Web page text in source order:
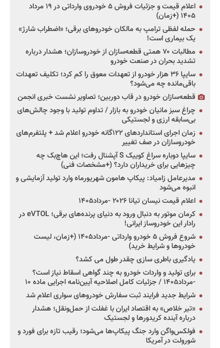
اعلام قیمت و جزئیات فروش ۵ خودروی وارداتی در ۱۹ مرداد
۱۴۰۵ (+زمان)
حمله لفظی ترامپ به مالکان خودروهای برقی؛ «اضطراب شارژ»
یک بیماری است!
مطالبات ۷۰ همتی قطعه‌سازان از خودروسازان؛ هشدار درباره
تشدید بحران در صنعت خودرو
سایپا ۳۶ هزار خودرو از تعهدات معوق را کم کرد؛ تکلیف تعهدات
باقی‌مانده چه می‌شود؟
قطعه‌سازان خودرو در قاب دوربین؛ تصاویر نشست خبری انجمن
چراغ سبز مانیان خودرو به بازار / تداوم تولید با وجود چالش‌های
بی‌سابقه ارزی و لجستیکی
زمان اجرای استانداردهای ۱۲۲گانه خودرو اعلام شد + پلتفرم‌های
خودروسازان در صف تغییر
سایپا دوباره سراغ کوییک S آپشنال رفت؛ این هاچ‌بک چه
چیزهایی برای خریداران دارد؟ (+مشخصات فنی)
مدیرعامل زامیاد: پیکاپ هامون شهریورماه وارد تولید آزمایشی و
انبوه می‌شود
اعلام قیمت نیسان تیانا ۲۰۲۶ -مرداد۱۴۰۵
کرمان موتور به دنبال ورود به دنیای پرنده‌های برقی؛ eVTOL در
رادار این خودروساز ایرانی!
شروع فروش ۵ خودرو وارداتی -مرداد۱۴۰۵ (+زمان، لیست
خودروها و شرایط خرید)
یادگیری باطری سازی چقدر طول می کشد؟
برای تولید و واردات خودرو به چند گواهی اسقاط نیاز است؟
-مرداد۱۴۰۵ / جزئیات کامل اصلاحیه آیین‌نامه اجرایی ماده ۱۰
شرایط جدید فرایند ثبت سفارش خودروهای سواری اعلام شد
«تیر خلاص» به اقتصاد ایران با غفلت از حمل‌ونقل؛ هشدار
درباره آینده کریدورها و لجستیک
فولکس‌واگن وارد جنگ پیکاپ‌ها می‌شود؛ رقیب تازه برای فورد و
شورولت در آمریکا